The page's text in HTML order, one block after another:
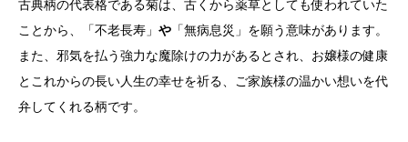
古典柄の代表格である菊は、古くから薬草としても使われていた
ことから、「不老長寿」 や 「無病息災」を願う意味があります。
また、邪気を払う強力な魔除けの力があるとされ、お嬢様の健康
とこれからの長い人生の幸せを祈る、ご家族様の温かい想いを代
弁してくれる柄です。